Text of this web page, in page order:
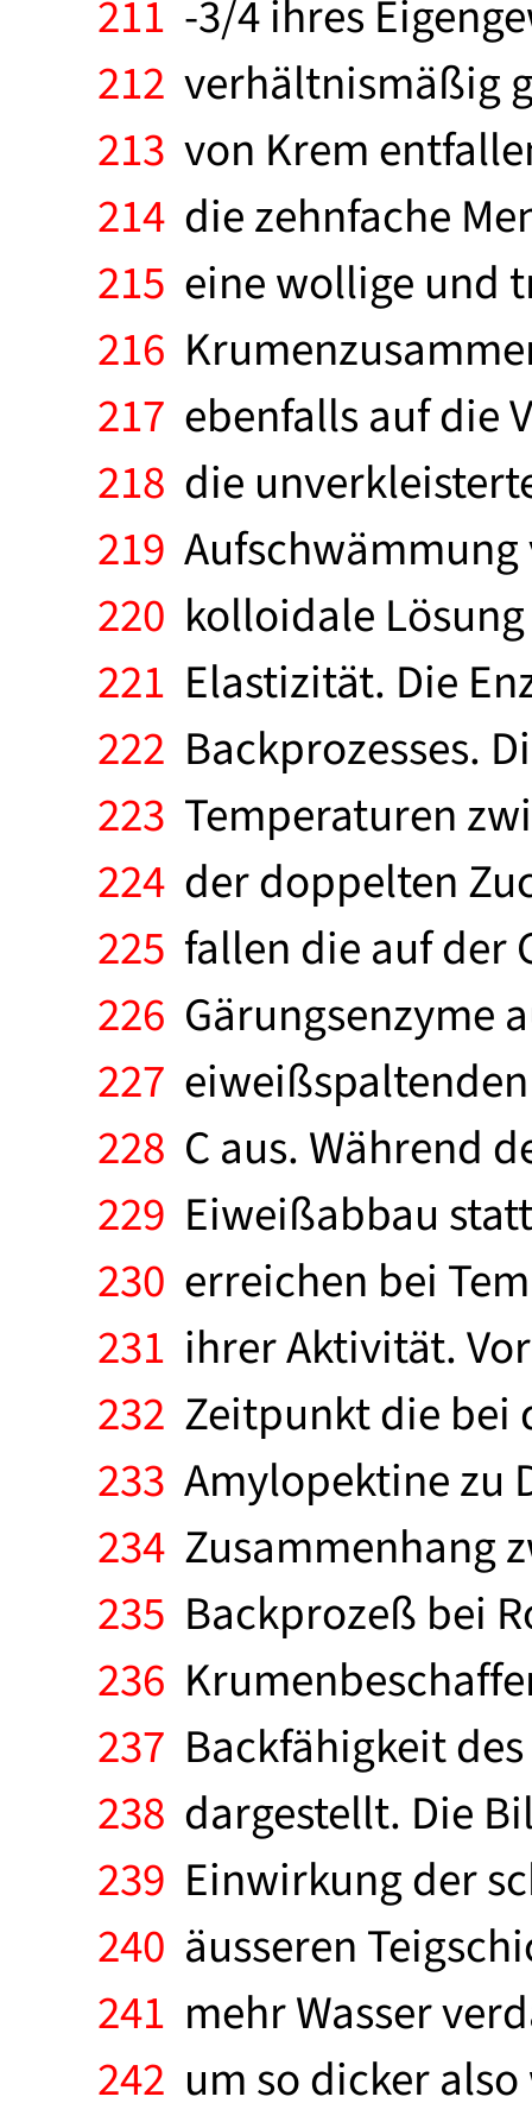
211 -3/4 ihres
212 verhältnismäßig
213 von Krem
214 die zehnfache
215 eine wollige und
216
217 ebenfalls auf die
218 die
219
220 kolloidale
221 Elastizität. Die
222 Backprozesses.
223 Temperaturen
224 der doppelten
225 fallen die auf der
226 Gärungsenzyme
227
228 C aus. Während
229 Eiweißabbau
230 erreichen bei
231 ihrer Aktivität.
232 Zeitpunkt die bei
233 Amylopektine zu
234 Zusammenhang
235 Backprozeß bei
236
237 Backfähigkeit
238 dargestellt. Die
239 Einwirkung der
240 äusseren
241 mehr Wasser
242 um so dicker